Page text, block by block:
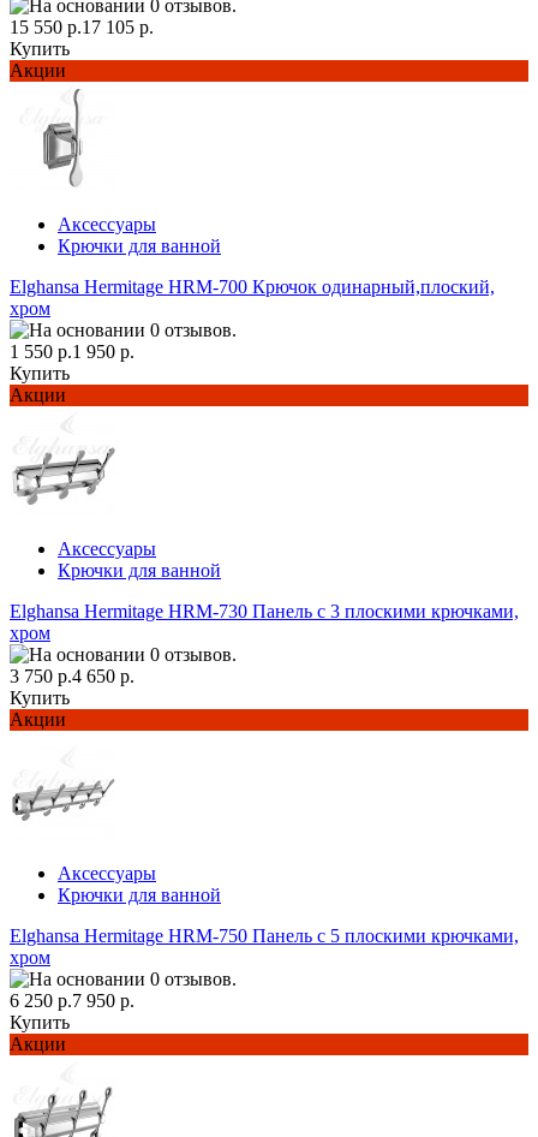
15 550 р.17 105 р.
Купить
Акции
Аксессуары
Крючки для ванной
Elghansa Hermitage HRM-700 Крючок одинарный,плоский,
хром
1 550 р.1 950 р.
Купить
Акции
Аксессуары
Крючки для ванной
Elghansa Hermitage HRM-730 Панель с 3 плоскими крючками,
хром
3 750 р.4 650 р.
Купить
Акции
Аксессуары
Крючки для ванной
Elghansa Hermitage HRM-750 Панель с 5 плоскими крючками,
хром
6 250 р.7 950 р.
Купить
Акции